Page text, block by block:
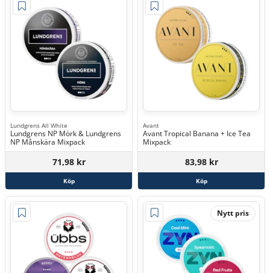
Lundgrens All White
Lundgrens NP Mörk & Lundgrens
NP Månskära Mixpack
71,98 kr
Köp
Avant
Avant Tropical Banana + Ice Tea
Mixpack
83,98 kr
Köp
Nytt pris